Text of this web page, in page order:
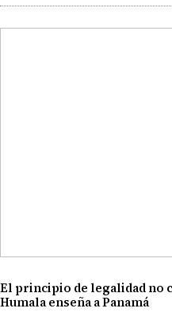
El principio de legalidad no
Humala enseña a Panamá